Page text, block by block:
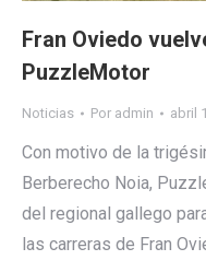
Fran Oviedo
PuzzleMotor
Noticias Por admin abril
Con motivo de la
Berberecho Noia,
del regional gallego
las carreras de Fran